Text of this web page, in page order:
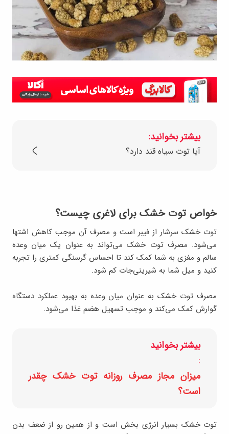
بیشتر بخوانید:
آیا توت سیاه قند دارد؟
خواص توت خشک برای لاغری چیست؟
توت خشک سرشار از فیبر است و مصرف آن موجب کاهش اشتها
می‌شود. مصرف توت خشک می‌تواند به عنوان یک میان وعده
سالم و مغزی به شما کمک کند تا احساس گرسنگی کمتری را تجربه
کنید و میل شما به شیرینی‌جات کم شود.
مصرف توت خشک به عنوان میان وعده به بهبود عملکرد دستگاه
گوارش کمک می‌کند و موجب تسهیل هضم غذا می‌شود.
بیشتر بخوانید
:
میزان مجاز مصرف روزانه توت خشک چقدر
است؟
توت خشک بسیار انرژی بخش است و از همین رو از ضعف بدن